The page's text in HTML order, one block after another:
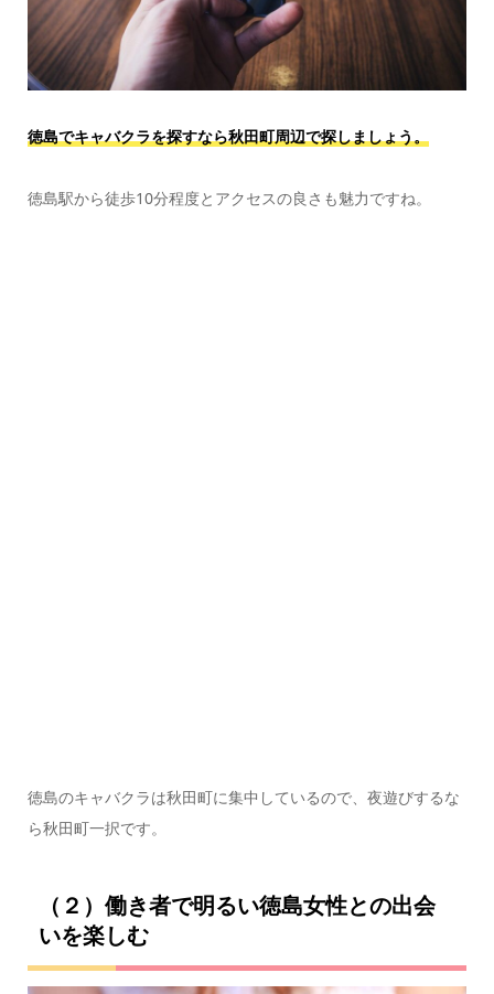
徳島でキャバクラを探すなら秋田町周辺で探しましょう。
徳島駅から徒歩10分程度とアクセスの良さも魅力ですね。
徳島のキャバクラは秋田町に集中しているので、夜遊びするな
ら秋田町一択です。
（２）働き者で明るい徳島女性との出会
いを楽しむ